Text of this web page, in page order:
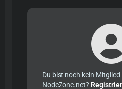
Du bist noch kein Mitglied
NodeZone.net?